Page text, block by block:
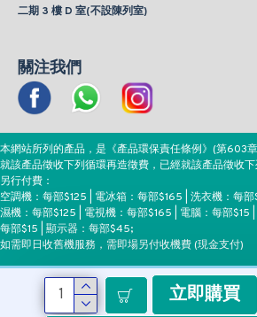
立即購買
二期 3 樓 D 室(不設陳列室)
關注我們
本網站所列的產品，是《產品環保責任條例》(第603
就該產品徵收下列循環再造徵費，已經就該產品徵收
另行付費：
空調機：每部$125 | 電冰箱：每部$165 | 洗衣機：每
濕機：每部$125 | 電視機：每部$165 | 電腦：每部$15
每部$15 | 顯示器：每部$45;
如需即日收舊機服務，需即場另付收機費 (現金支付)